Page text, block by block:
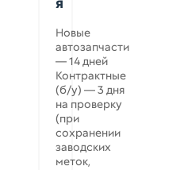
Новые
автозапчасти
— 14 дней
Контрактные
(б/у) — 3 дня
на проверку
(при
сохранении
заводских
меток,